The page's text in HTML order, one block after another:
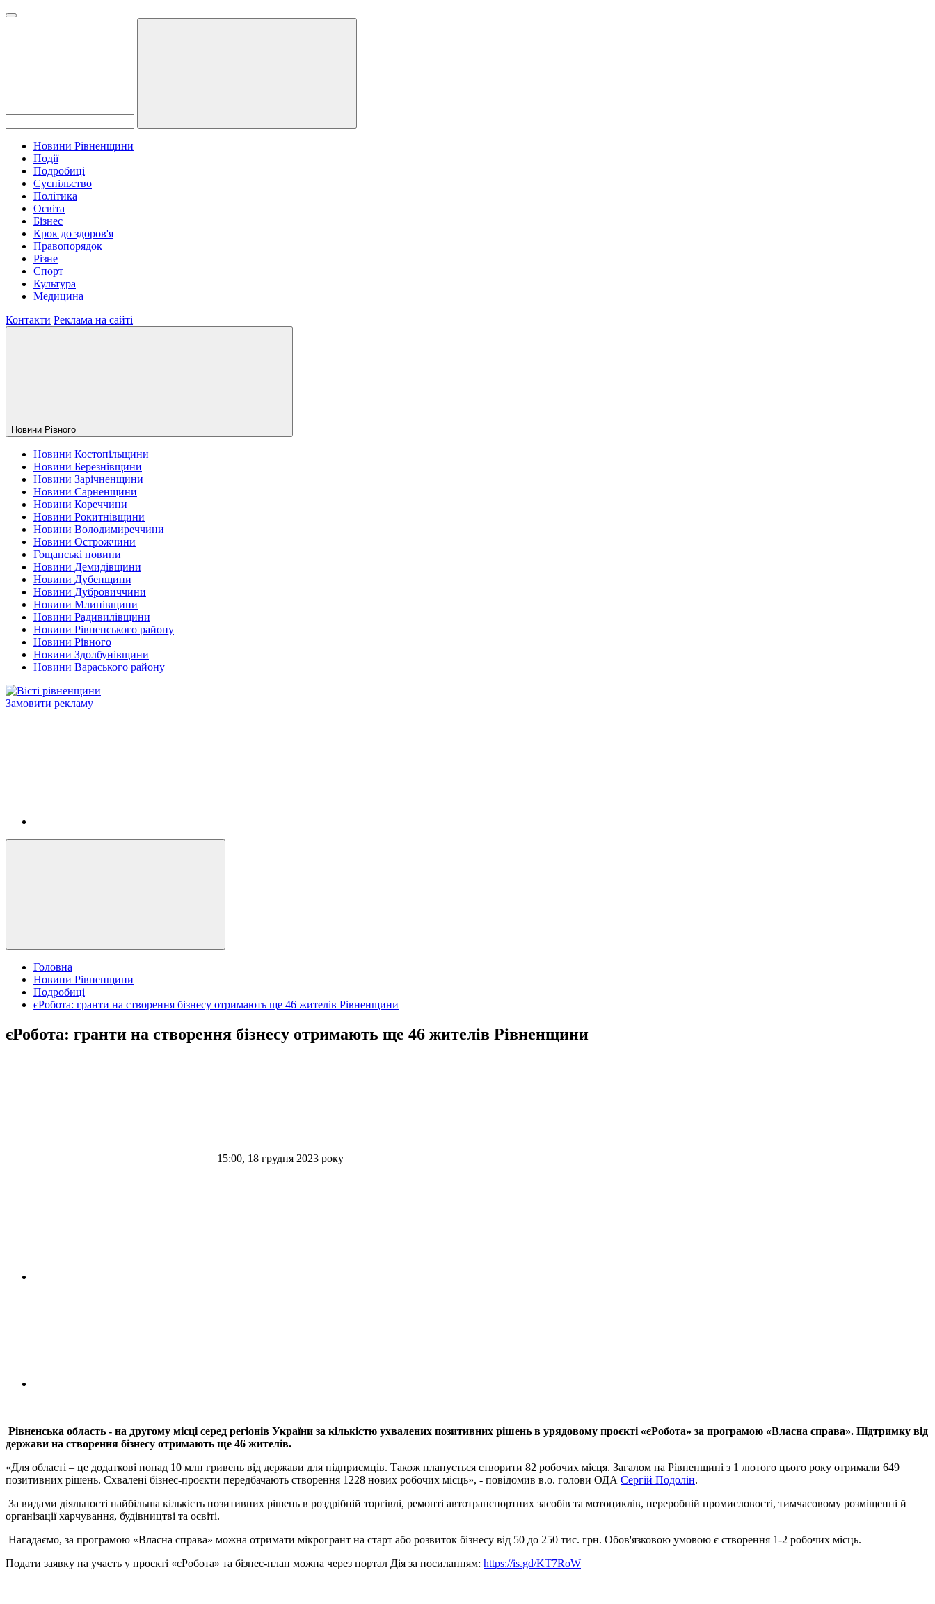
Новини Рівненщини
Події
Подробиці
Суспільство
Політика
Освіта
Бізнес
Крок до здоров'я
Правопорядок
Різне
Спорт
Культура
Медицина
Контакти Реклама на сайті
Новини Рiвного
Новини Костопільщини
Новини Березнівщини
Новини Зарічненщини
Новини Сарненщини
Новини Кореччини
Новини Рокитнівщини
Новини Володимиреччини
Новини Острожчини
Гощанські новини
Новини Демидівщини
Новини Дубенщини
Новини Дубровиччини
Новини Млинівщини
Новини Радивилівщини
Новини Рівненського району
Новини Рівного
Новини Здолбунівщини
Новини Вараського району
Замовити рекламу
Головна
Новини Рівненщини
Подробиці
єРобота: гранти на створення бізнесу отримають ще 46 жителів Рівненщини
єРобота: гранти на створення бізнесу отримають ще 46 жителів Рівненщини
15:00, 18 грудня 2023 року
Рівненська область - на другому місці серед регіонів України за кількістю ухвалених позитивних рішень в урядовому проєкті «єРобота» за програмою «Власна справа». Підтримку від
держави на створення бізнесу отримають ще 46 жителів.
«Для області – це додаткові понад 10 млн гривень від держави для підприємців. Також планується створити 82 робочих місця. Загалом на Рівненщині з 1 лютого цього року отримали 649
позитивних рішень. Схвалені бізнес-проєкти передбачають створення 1228 нових робочих місць», - повідомив в.о. голови ОДА Сергій Подолін.
За видами діяльності найбільша кількість позитивних рішень в роздрібній торгівлі, ремонті автотранспортних засобів та мотоциклів, переробній промисловості, тимчасовому розміщенні й
організації харчування, будівництві та освіті.
Нагадаємо, за програмою «Власна справа» можна отримати мікрогрант на старт або розвиток бізнесу від 50 до 250 тис. грн. Обов'язковою умовою є створення 1-2 робочих місць.
Подати заявку на участь у проєкті «єРобота» та бізнес-план можна через портал Дія за посиланням: https://is.gd/KT7RoW